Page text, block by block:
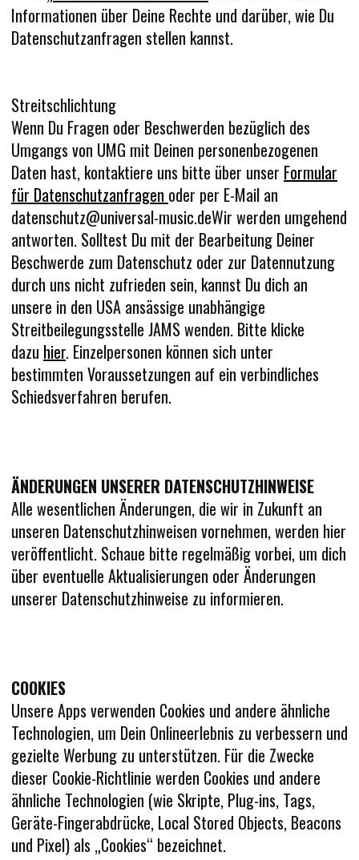
Informationen über Deine Rechte und darüber, wie Du
Datenschutzanfragen stellen kannst.
Streitschlichtung
Wenn Du Fragen oder Beschwerden bezüglich des
Umgangs von UMG mit Deinen personenbezogenen
Daten hast, kontaktiere uns bitte über unser Formular
für Datenschutzanfragen oder per E-Mail an
datenschutz@universal-music.deWir werden umgehend
antworten. Solltest Du mit der Bearbeitung Deiner
Beschwerde zum Datenschutz oder zur Datennutzung
durch uns nicht zufrieden sein, kannst Du dich an
unsere in den USA ansässige unabhängige
Streitbeilegungsstelle JAMS wenden. Bitte klicke
dazu hier. Einzelpersonen können sich unter
bestimmten Voraussetzungen auf ein verbindliches
Schiedsverfahren berufen.
ÄNDERUNGEN UNSERER DATENSCHUTZHINWEISE
Alle wesentlichen Änderungen, die wir in Zukunft an
unseren Datenschutzhinweisen vornehmen, werden hier
veröffentlicht. Schaue bitte regelmäßig vorbei, um dich
über eventuelle Aktualisierungen oder Änderungen
unserer Datenschutzhinweise zu informieren.
COOKIES
Unsere Apps verwenden Cookies und andere ähnliche
Technologien, um Dein Onlineerlebnis zu verbessern und
gezielte Werbung zu unterstützen. Für die Zwecke
dieser Cookie-Richtlinie werden Cookies und andere
ähnliche Technologien (wie Skripte, Plug-ins, Tags,
Geräte-Fingerabdrücke, Local Stored Objects, Beacons
und Pixel) als „Cookies“ bezeichnet.